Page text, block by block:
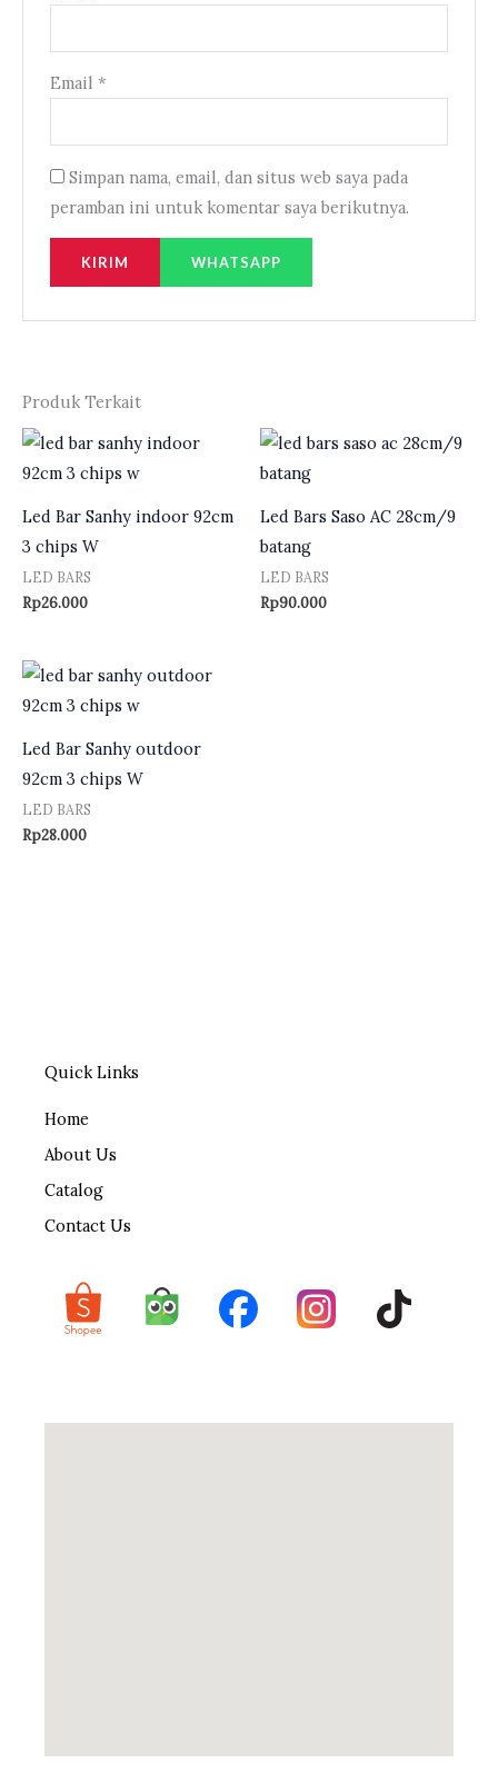
Email*
Simpan nama, email, dan situs web saya pada
peramban ini untuk komentar saya berikutnya.
WHATSAPP
Produk Terkait
Led Bar Sanhy indoor 92cm
3 chips W
LED BARS
Rp26.000
Led Bars Saso AC 28cm/9
batang
LED BARS
Rp90.000
Led Bar Sanhy outdoor
92cm 3 chips W
LED BARS
Rp28.000
Quick Links
Home
About Us
Catalog
Contact Us